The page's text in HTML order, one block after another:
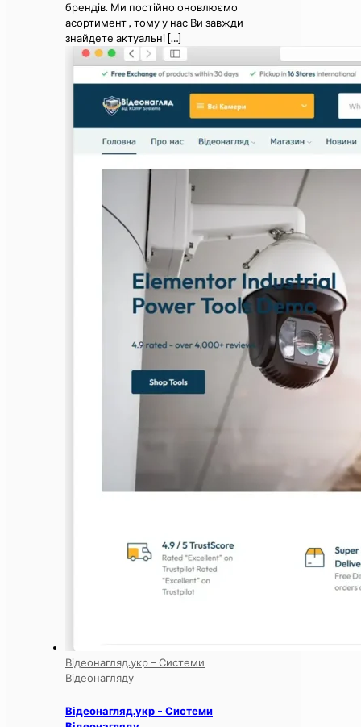
брендів. Ми постійно оновлюємо
асортимент , тому у нас Ви завжди
знайдете актуальні […]
Відеонагляд.укр – Системи
Відеонагляду
Відеонагляд.укр – Системи